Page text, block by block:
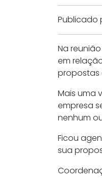
Publicado
Na
em
propostas
Mais uma
empresa
nenhum
Ficou
sua